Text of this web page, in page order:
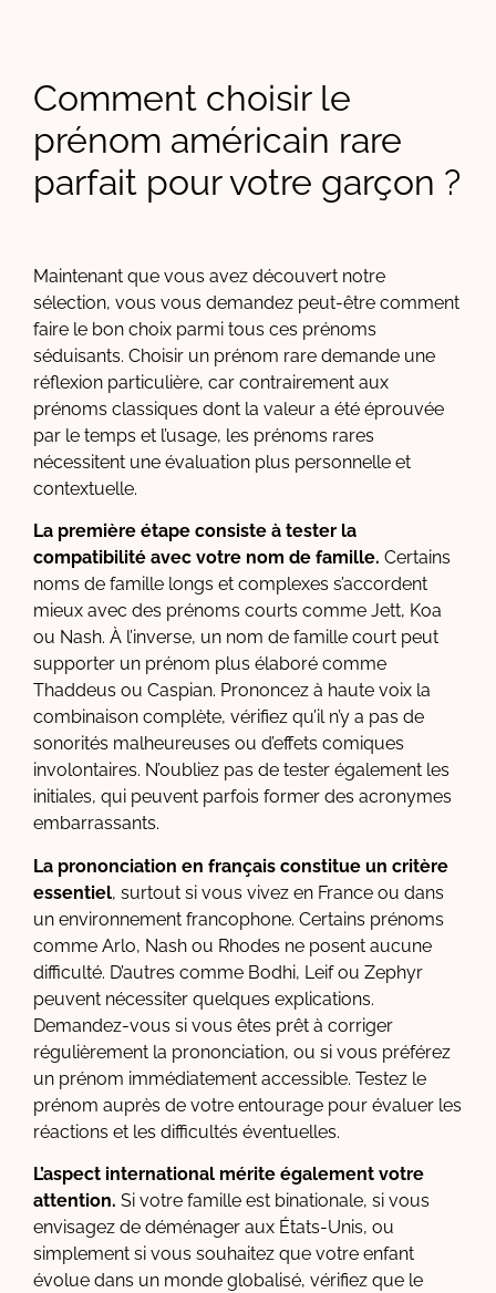
Comment choisir le
prénom américain rare
parfait pour votre garçon ?
Maintenant que vous avez découvert notre
sélection, vous vous demandez peut-être comment
faire le bon choix parmi tous ces prénoms
séduisants. Choisir un prénom rare demande une
réflexion particulière, car contrairement aux
prénoms classiques dont la valeur a été éprouvée
par le temps et l’usage, les prénoms rares
nécessitent une évaluation plus personnelle et
contextuelle.
La première étape consiste à tester la
compatibilité avec votre nom de famille. Certains
noms de famille longs et complexes s’accordent
mieux avec des prénoms courts comme Jett, Koa
ou Nash. À l’inverse, un nom de famille court peut
supporter un prénom plus élaboré comme
Thaddeus ou Caspian. Prononcez à haute voix la
combinaison complète, vérifiez qu’il n’y a pas de
sonorités malheureuses ou d’effets comiques
involontaires. N’oubliez pas de tester également les
initiales, qui peuvent parfois former des acronymes
embarrassants.
La prononciation en français constitue un critère
essentiel, surtout si vous vivez en France ou dans
un environnement francophone. Certains prénoms
comme Arlo, Nash ou Rhodes ne posent aucune
difficulté. D’autres comme Bodhi, Leif ou Zephyr
peuvent nécessiter quelques explications.
Demandez-vous si vous êtes prêt à corriger
régulièrement la prononciation, ou si vous préférez
un prénom immédiatement accessible. Testez le
prénom auprès de votre entourage pour évaluer les
réactions et les difficultés éventuelles.
L’aspect international mérite également votre
attention. Si votre famille est binationale, si vous
envisagez de déménager aux États-Unis, ou
simplement si vous souhaitez que votre enfant
évolue dans un monde globalisé, vérifiez que le